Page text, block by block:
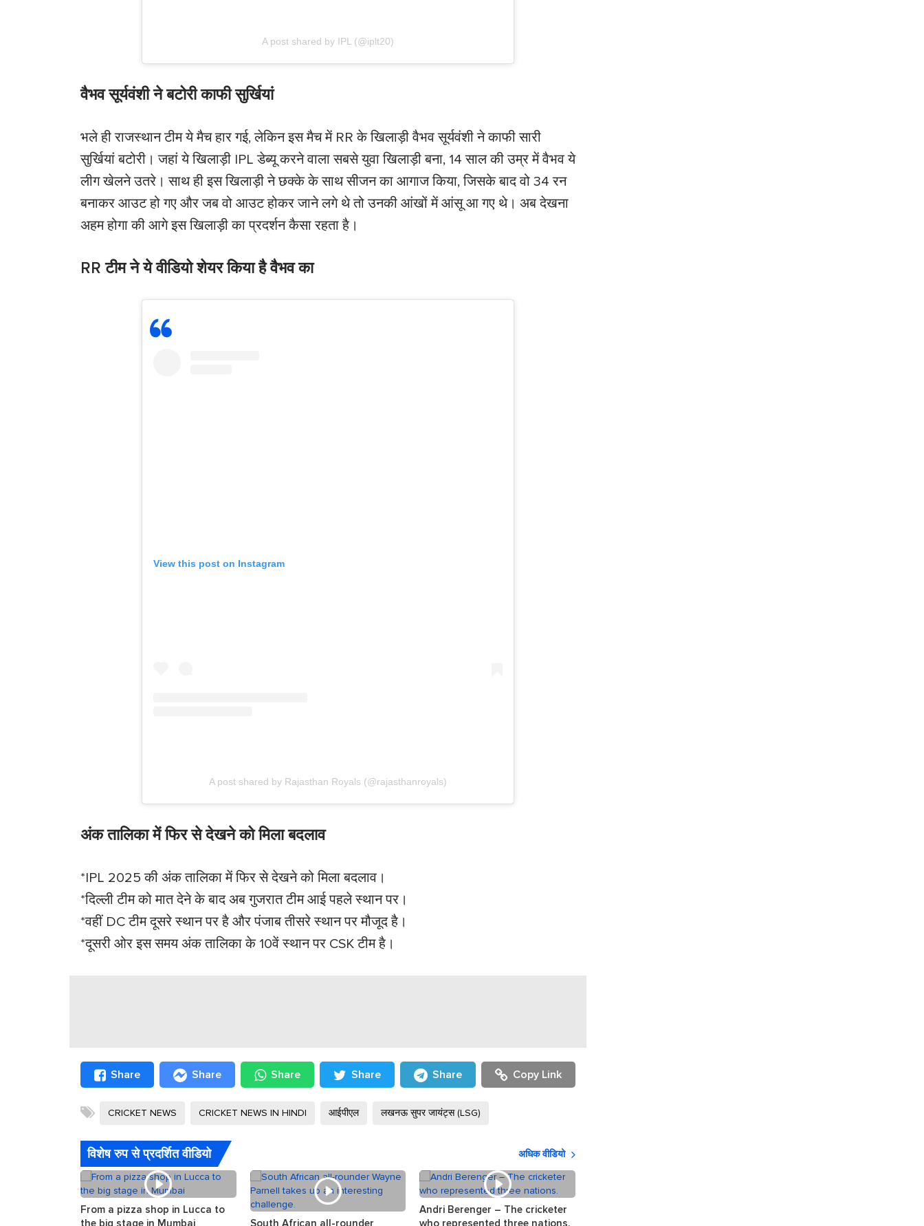
A post shared by IPL (@iplt20)
वैभव सूर्यवंशी ने बटोरी काफी सुर्खियां
भले ही राजस्थान टीम ये मैच हार गई, लेकिन इस मैच में RR के खिलाड़ी वैभव सूर्यवंशी ने काफी सारी
सुर्खियां बटोरी। जहां ये खिलाड़ी IPL डेब्यू करने वाला सबसे युवा खिलाड़ी बना, 14 साल की उम्र में वैभव ये
लीग खेलने उतरे। साथ ही इस खिलाड़ी ने छक्के के साथ सीजन का आगाज किया, जिसके बाद वो 34 रन
बनाकर आउट हो गए और जब वो आउट होकर जाने लगे थे तो उनकी आंखों में आंसू आ गए थे। अब देखना
अहम होगा की आगे इस खिलाड़ी का प्रदर्शन कैसा रहता है।
RR टीम ने ये वीडियो शेयर किया है वैभव का
View this post on Instagram
A post shared by Rajasthan Royals (@rajasthanroyals)
अंक तालिका में फिर से देखने को मिला बदलाव
*IPL 2025 की अंक तालिका में फिर से देखने को मिला बदलाव।
*दिल्ली टीम को मात देने के बाद अब गुजरात टीम आई पहले स्थान पर।
*वहीं DC टीम दूसरे स्थान पर है और पंजाब तीसरे स्थान पर मौजूद है।
*दूसरी ओर इस समय अंक तालिका के 10वें स्थान पर CSK टीम है।
Share Share Share Share Share Copy Link
CRICKET NEWS CRICKET NEWS IN HINDI आईपीएल लखनऊ सुपर जायंट्स (LSG)
विशेष रुप से प्रदर्शित वीडियो अधिक वीडियो
From a pizza shop in Lucca to
the big stage in Mumbai
South African all-rounder
Andri Berenger – The cricketer
who represented three nations.